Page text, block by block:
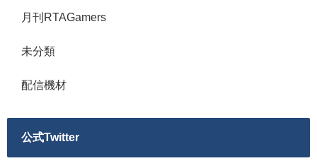
月刊RTAGamers
未分類
配信機材
公式Twitter